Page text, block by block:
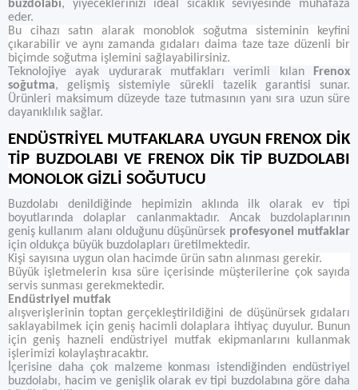
buzdolabı, yiyeceklerinizi ideal sıcaklık seviyesinde muhafaza
eder.
Bu cihazı satın alarak monoblok soğutma sisteminin keyfini
çıkarabilir ve aynı zamanda gıdaları daima taze taze düzenli bir
biçimde soğutma işlemini sağlayabilirsiniz.
Teknolojiye ayak uydurarak mutfakları verimli kılan Frenox
soğutma, gelişmiş sistemiyle sürekli tazelik garantisi sunar.
Ürünleri maksimum düzeyde taze tutmasının yanı sıra uzun süre
dayanıklılık sağlar.
ENDÜSTRİYEL MUTFAKLARA UYGUN FRENOX DİK
TİP BUZDOLABI VE FRENOX DİK TİP BUZDOLABI
MONOLOK GİZLİ SOĞUTUCU
Buzdolabı denildiğinde hepimizin aklında ilk olarak ev tipi
boyutlarında dolaplar canlanmaktadır. Ancak buzdolaplarının
geniş kullanım alanı olduğunu düşünürsek profesyonel mutfaklar
için oldukça büyük buzdolapları üretilmektedir.
Kişi sayısına uygun olan hacimde ürün satın alınması gerekir.
Büyük işletmelerin kısa süre içerisinde müşterilerine çok sayıda
servis sunması gerekmektedir.
Endüstriyel mutfak
alışverişlerinin toptan gerçekleştirildiğini de düşünürsek gıdaları
saklayabilmek için geniş hacimli dolaplara ihtiyaç duyulur. Bunun
için geniş hazneli endüstriyel mutfak ekipmanlarını kullanmak
işlerimizi kolaylaştıracaktır.
İçerisine daha çok malzeme konması istendiğinden endüstriyel
buzdolabı, hacim ve genişlik olarak ev tipi buzdolabına göre daha